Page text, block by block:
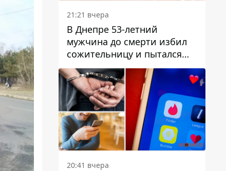
21:21 вчера
В Днепре 53-летний
мужчина до смерти избил
сожительницу и пытался
скрыть преступление:
детали
20:41 вчера